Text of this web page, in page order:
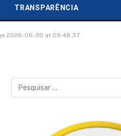
TRANSPARÊNCIA
2026-06-30 at 09.48.37